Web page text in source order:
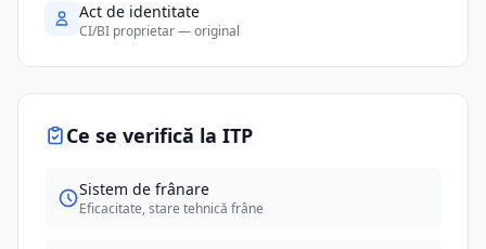
Act de identitate
CI/BI proprietar — original
Ce se verifică la ITP
Sistem de frânare
Eficacitate, stare tehnică frâne